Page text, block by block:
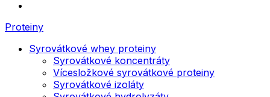
Proteiny
Syrovátkové whey proteiny
Syrovátkové koncentráty
Vícesložkové syrovátkové proteiny
Syrovátkové izoláty